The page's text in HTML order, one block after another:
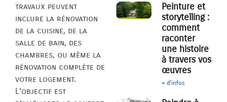
travaux peuvent
inclure la rénovation
de la cuisine, de la
salle de bain, des
chambres, ou même la
rénovation complète de
votre logement.
L’objectif est
Peinture et
storytelling :
comment
raconter
une histoire
à travers vos
œuvres
+ d'infos